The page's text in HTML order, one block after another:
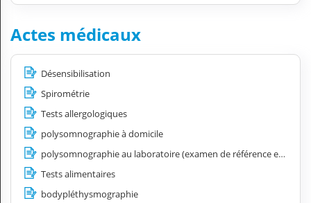
Actes médicaux
Désensibilisation
Spirométrie
Tests allergologiques
polysomnographie à domicile
polysomnographie au laboratoire (examen de référence en sommeil)
Tests alimentaires
bodypléthysmographie